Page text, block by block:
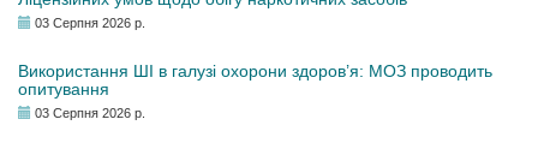
03 Серпня 2026 р.
Використання ШІ в галузі охорони здоров’я: МОЗ проводить
опитування
03 Серпня 2026 р.